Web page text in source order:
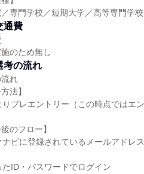
専門学校／短期大学／高等専門学校
通費
のため無し
考の流れ
れ
法】
プレエントリー（この時点ではエ
のフロー】
ナビに登録されているメールアド
ID・パスワードでログイン